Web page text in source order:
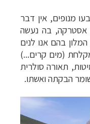
מנופים, אין דבר
אסטרקה, בה נעשה
בהם אנו לנים
(מים קרים...)
לכל חדר, הכולל עד 12 מיטות, תאורה סולרית